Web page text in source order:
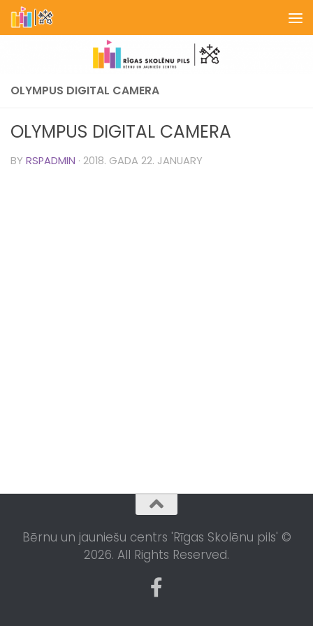
Skip to content
OLYMPUS DIGITAL CAMERA
OLYMPUS DIGITAL CAMERA
BY RSPADMIN · 2018. GADA 22. JANUARY
Bērnu un jauniešu centrs 'Rīgas Skolēnu pils' ©
2026. All Rights Reserved.